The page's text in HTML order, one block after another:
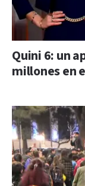
Quini 6: un
millones en